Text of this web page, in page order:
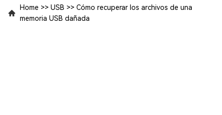
Home >> USB >> Cómo recuperar los archivos de una
memoria USB dañada